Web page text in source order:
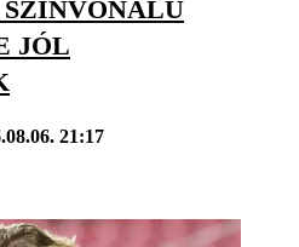
JÓL
21:17